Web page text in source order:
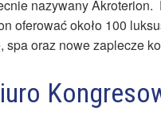
nazywany Akroterion.
oferować około 100
spa oraz nowe zaplecze